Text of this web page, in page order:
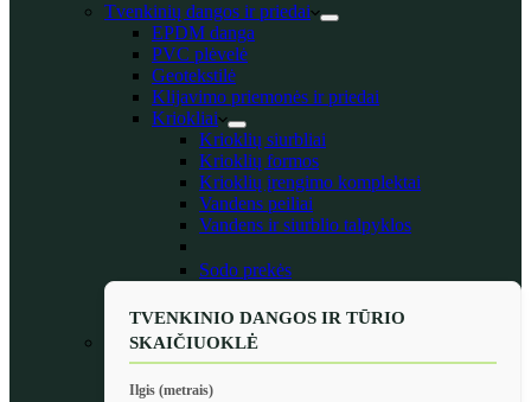
Tvenkinių dangos ir priedai
EPDM danga
PVC plėvelė
Geotekstilė
Klijavimo priemonės ir priedai
Kriokliai
Krioklių siurbliai
Krioklių formos
Krioklių įrengimo komplektai
Vandens peiliai
Vandens ir siurblio talpyklos
Sodo prekės
TVENKINIO DANGOS IR TŪRIO
SKAIČIUOKLĖ
Ilgis (metrais)